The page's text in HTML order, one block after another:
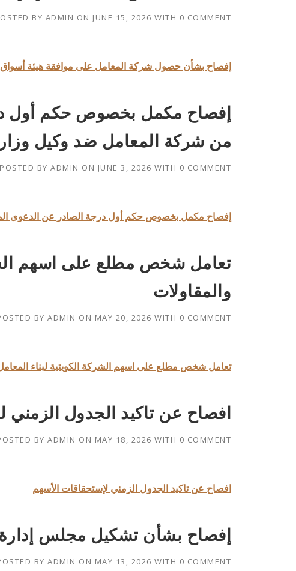
BY ADMIN ON JUNE 15, 2026 WITH 0 COMMENT
إفصاح بشأن حصول شركة المعامل على موافقة هيئة أسواق
إفصاح مكمل بخصوص حكم أول
من شركة المعامل ضد وكيل
POSTED BY ADMIN ON JUNE 3, 2026 WITH 0 COMMENT
إفصاح مكمل بخصوص حكم أول درجة الصادر عن الدعوى
تعامل شخص مطلع على اسهم
والمقاولات
BY ADMIN ON MAY 20, 2026 WITH 0 COMMENT
تعامل شخص مطلع على اسهم الشركة الكويتية لبناء
افصاح عن تاكيد الجدول الزمني
BY ADMIN ON MAY 18, 2026 WITH 0 COMMENT
افصاح عن تاكيد الجدول الزمني لإستحقاقات الأسهم
إفصاح بشأن تشكيل مجلس
BY ADMIN ON MAY 13, 2026 WITH 0 COMMENT